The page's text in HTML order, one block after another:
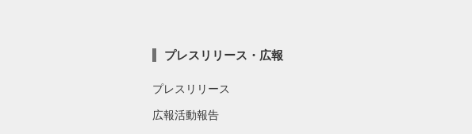
プレスリリース・広報
プレスリリース
広報活動報告